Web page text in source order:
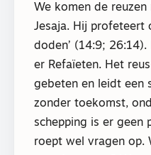
We komen de
Jesaja. Hij profeteert
doden’ (14:9;
er Refaïeten. Het
gebeten en leidt een
zonder toekomst,
schepping is er geen
roept wel vragen op.